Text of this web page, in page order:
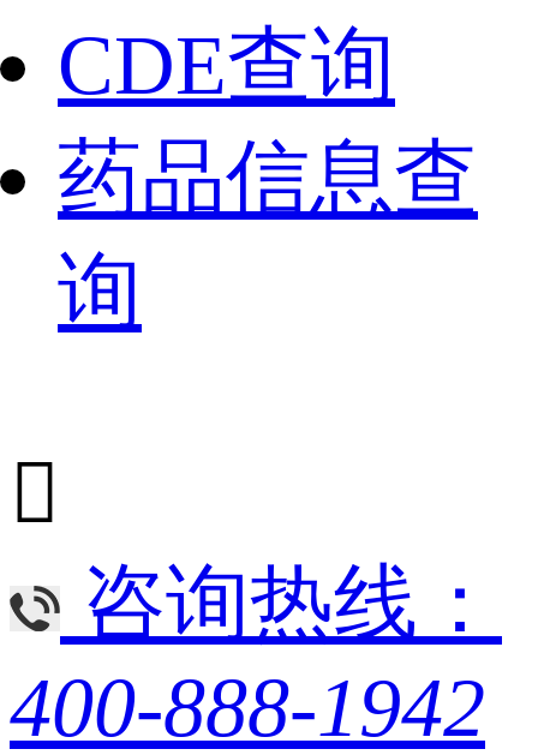
CDE查询
药品信息查
询

咨询热线：
400-888-1942